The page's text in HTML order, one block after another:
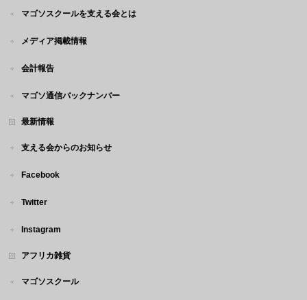
マゴソスクールを支える会とは
メディア掲載情報
会計報告
マゴソ通信バックナンバー
最新情報
支える会からのお知らせ
Facebook
Twitter
Instagram
アフリカ雑貨
マゴソスクール